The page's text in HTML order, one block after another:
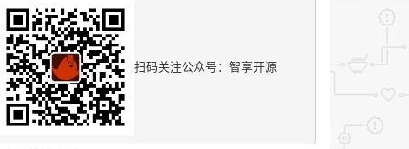
扫码关注公众号：智享开源